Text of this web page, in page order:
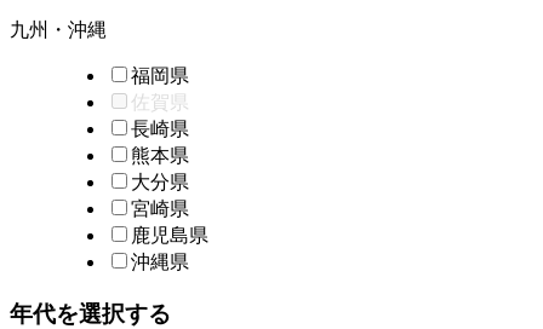
九州・沖縄
福岡県
佐賀県
長崎県
熊本県
大分県
宮崎県
鹿児島県
沖縄県
年代を選択する